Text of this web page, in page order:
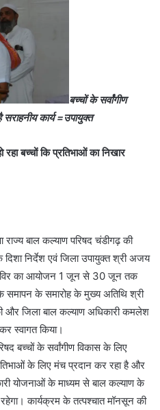
बच्चों के सर्वांगीण
कार्य =उपायुक्त
बच्चों कि प्रतिभाओं का निखार
राज्य बाल कल्याण परिषद चंडीगढ़ की
दिशा निर्देश एवं जिला उपायुक्त श्री अजय
का आयोजन 1 जून से 30 जून तक
समापन के समारोह के मुख्य अतिथि श्री
जिला बाल कल्याण अधिकारी कमलेश
स्वागत किया।
बच्चों के सर्वांगीण विकास के लिए
के लिए मंच प्रदान कर रहा है और
योजनाओं के माध्यम से बाल कल्याण के
कार्यक्रम के तत्पश्चात मॉनसून की